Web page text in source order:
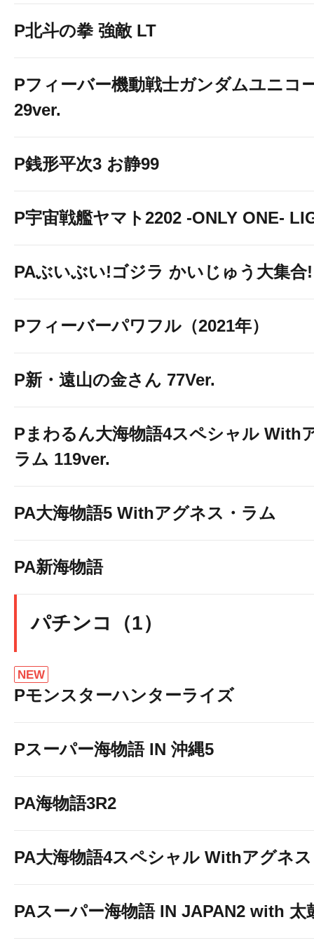
P北斗の拳 強敵 LT
Pフィーバー機動戦士ガンダムユニコ
29ver.
P銭形平次3 お静99
P宇宙戦艦ヤマト2202 -ONLY ONE-
PAぶいぶい!ゴジラ かいじゅう大集合
Pフィーバーパワフル（2021年）
P新・遠山の金さん 77Ver.
Pまわるん大海物語4スペシャル With
ラム 119ver.
PA大海物語5 Withアグネス・ラム
PA新海物語
パチンコ（1）
NEW
Pモンスターハンターライズ
Pスーパー海物語 IN 沖縄5
PA海物語3R2
PA大海物語4スペシャル Withアグネ
PAスーパー海物語 IN JAPAN2 with 太